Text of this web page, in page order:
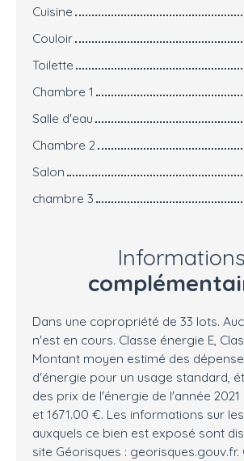
Cuisine
Couloir
Toilette
Chambre 1
Salle d'eau
Chambre 2
Salon
chambre 3
Informations
Dans une copropriété de 33 lots.
n'est en cours. Classe énergie E,
Montant moyen estimé des
d'énergie pour un usage standard,
des prix de l'énergie de l'année 2021
et 1671.00 €. Les informations sur
auxquels ce bien est exposé sont
site Géorisques : georisques.gouv.fr.